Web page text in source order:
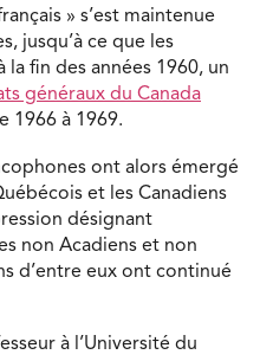
» s’est maintenue
jusqu’à ce que les
la fin des années 1960, un
généraux du Canada
1966 à 1969.
ont alors émergé
et les Canadiens
désignant
non Acadiens et non
d’entre eux ont continué
à l’Université du